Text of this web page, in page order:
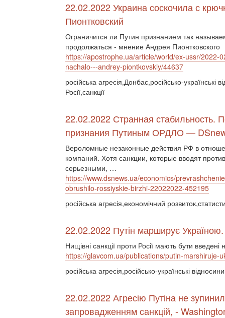
22.02.2022 Украина соскочила с
Пионтковский
Ограничится ли Путин признанием так
продолжаться - мнение Андрея Пионтковского
https://apostrophe.ua/article/world/ex-ussr/
nachalo---andrey-piontkovskiy/44637
російська агресія,Донбас,російсько-українські
Росії,санкції
22.02.2022 Странная стабильность.
признания Путиным ОРДЛО —
Вероломные незаконные действия РФ в
компаний. Хотя санкции, которые вводят
серьезными, …
https://www.dsnews.ua/economics/
obrushilo-rossiyskie-birzhi-22022022-452195
російська агресія,економічний
22.02.2022 Путін марширує
Нищівні санкції проти Росії мають бути введені
https://glavcom.ua/publications/putin-marshiruje-
російська агресія,російсько-українські
22.02.2022 Агресію Путіна не
запровадженням санкцій, -